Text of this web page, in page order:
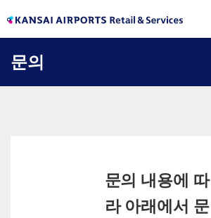
문의
문의 내용에 따
라 아래에서 문